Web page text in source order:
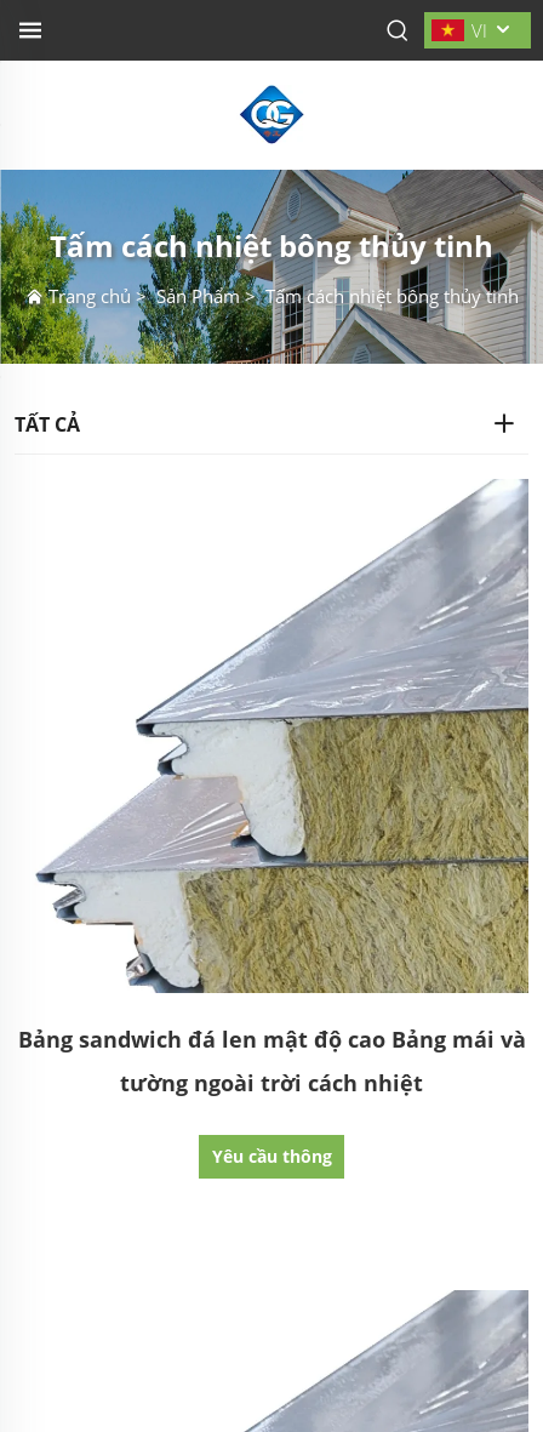
VI
Tấm cách nhiệt bông thủy tinh
Trang chủ>Sản Phẩm>Tấm cách nhiệt bông thủy tinh
TẤT CẢ
Bảng sandwich đá len mật độ cao Bảng mái và
tường ngoài trời cách nhiệt
Yêu cầu thông